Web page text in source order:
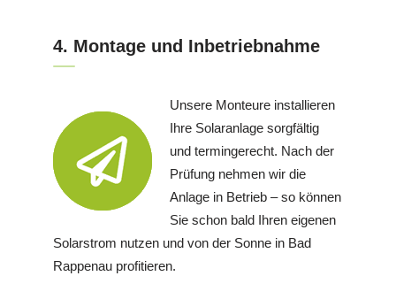
4. Montage und Inbetriebnahme
Unsere Monteure installieren
Ihre Solaranlage sorgfältig
und termingerecht. Nach der
Prüfung nehmen wir die
Anlage in Betrieb – so können
Sie schon bald Ihren eigenen
Solarstrom nutzen und von der Sonne in Bad
Rappenau profitieren.